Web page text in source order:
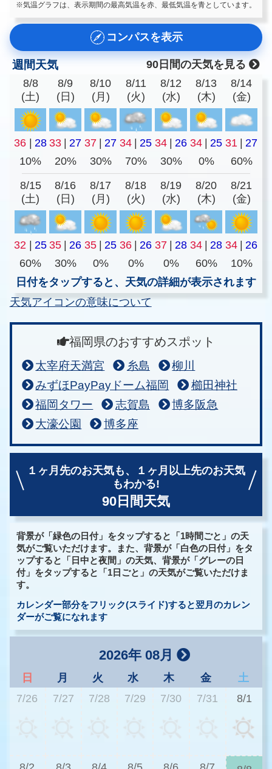
※気温グラフは、表示期間の最高気温を赤、最低気温を青としています。
コンパスを表示
週間天気
90日間の天気を見る
8/8
(土)
8/9
(日)
8/10
(月)
8/11
(火)
8/12
(水)
8/13
(木)
8/14
(金)
36 28 33 27 37 27 34 25 34 26 34 25 31
27
10%
20% 30% 70% 30% 0% 60%
8/15
(土)
8/16
(日)
8/17
(月)
8/18
(火)
8/19
(水)
8/20
(木)
8/21
(金)
32 25 35 26 35 25 36 26 37 28 34 28 34
26
60%
30% 0% 0% 0% 60%
10%
日付をタップすると、天気の詳細が表示されます
天気アイコンの意味について
福岡県のおすすめスポット
太宰府天満宮 糸島
柳川
みずほPayPayドーム福岡
櫛田神社
福岡タワー
志賀島
博多阪急
大濠公園
博多座
１ヶ月先のお天気も、
１ヶ月以上先のお天気
もわかる!
90日間天気
背景が「緑色の日付」をタップすると「1時間ごと」の天
気がご覧いただけます。また、背景が「白色の日付」をタ
ップすると「日中と夜間」の天気、背景が「グレーの日
付」をタップすると「1日ごと」の天気がご覧いただけま
す。
カレンダー部分をフリック(スライド)すると翌月のカレン
ダーがご覧になれます
2026年 08月
日 月 火 水 木 金
土
7/26
7/27 7/28 7/29 7/30 7/31 8/1